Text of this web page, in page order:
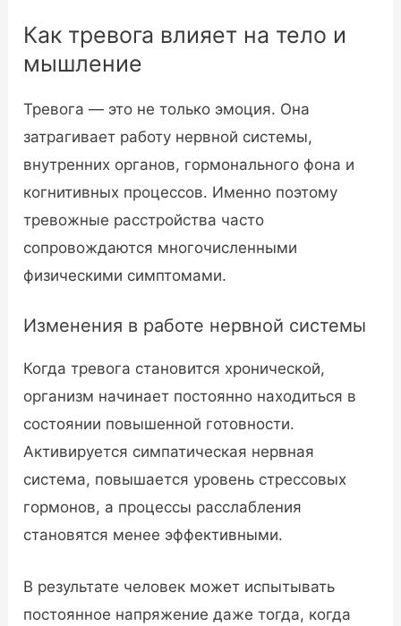
Как тревога влияет на тело и
мышление
Тревога — это не только эмоция. Она
затрагивает работу нервной системы,
внутренних органов, гормонального фона и
когнитивных процессов. Именно поэтому
тревожные расстройства часто
сопровождаются многочисленными
физическими симптомами.
Изменения в работе нервной системы
Когда тревога становится хронической,
организм начинает постоянно находиться в
состоянии повышенной готовности.
Активируется симпатическая нервная
система, повышается уровень стрессовых
гормонов, а процессы расслабления
становятся менее эффективными.
В результате человек может испытывать
постоянное напряжение даже тогда, когда